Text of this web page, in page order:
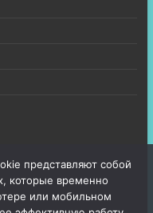
представляют собой
которые временно
или мобильном